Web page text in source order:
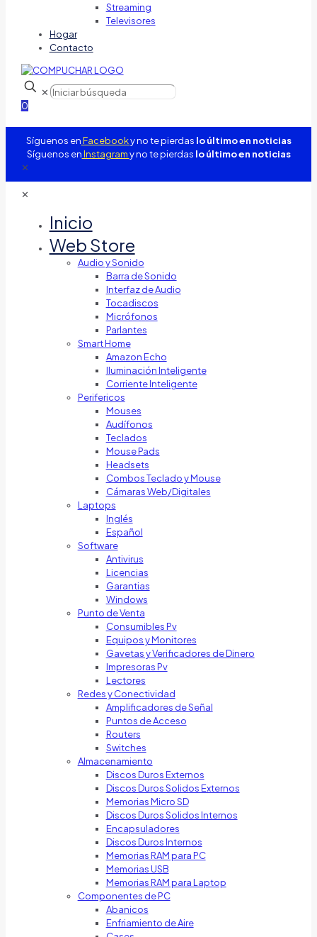
Streaming
Televisores
Hogar
Contacto
✕
0
Síguenos enFacebooky no te pierdas lo último en noticias
Síguenos enInstagramy no te pierdas lo último en noticias
✕
✕
Inicio
Web Store
Audio y Sonido
Barra de Sonido
Interfaz de Audio
Tocadiscos
Micrófonos
Parlantes
Smart Home
Amazon Echo
Iluminación Inteligente
Corriente Inteligente
Perifericos
Mouses
Audífonos
Teclados
Mouse Pads
Headsets
Combos Teclado y Mouse
Cámaras Web/Digitales
Laptops
Inglés
Español
Software
Antivirus
Licencias
Garantias
Windows
Punto de Venta
Consumibles Pv
Equipos y Monitores
Gavetas y Verificadores de Dinero
Impresoras Pv
Lectores
Redes y Conectividad
Amplificadores de Señal
Puntos de Acceso
Routers
Switches
Almacenamiento
Discos Duros Externos
Discos Duros Solidos Externos
Memorias Micro SD
Discos Duros Solidos Internos
Encapsuladores
Discos Duros Internos
Memorias RAM para PC
Memorias USB
Memorias RAM para Laptop
Componentes de PC
Abanicos
Enfriamiento de Aire